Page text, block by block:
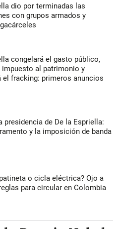
dio por terminadas las
con grupos armados y
congelará el gasto público,
impuesto al patrimonio y
el fracking: primeros anuncios
presidencia de De la Espriella:
y la imposición de banda
o cicla eléctrica? Ojo a
para circular en Colombia